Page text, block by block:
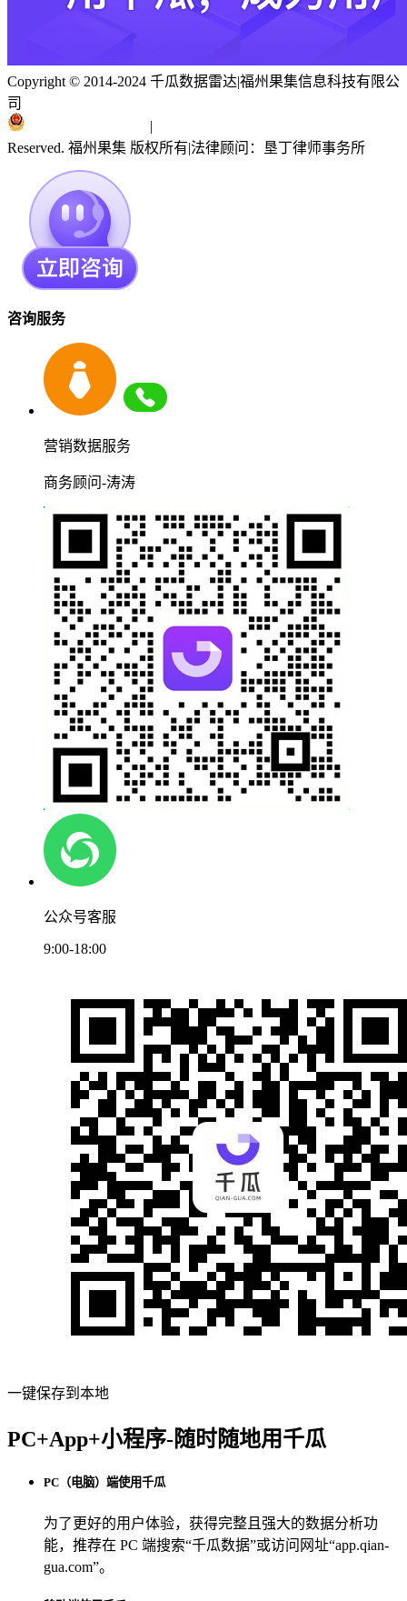
Copyright © 2014-2024 千瓜数据雷达|福州果集信息科技有限公
司
|
Reserved. 福州果集 版权所有|法律顾问：垦丁律师事务所
咨询服务
营销数据服务
商务顾问-涛涛
公众号客服
9:00-18:00
一键保存到本地
PC+App+小程序-随时随地用千瓜
PC（电脑）端使用千瓜
为了更好的用户体验，获得完整且强大的数据分析功
能，推荐在 PC 端搜索“千瓜数据”或访问网址“app.qian-
gua.com”。